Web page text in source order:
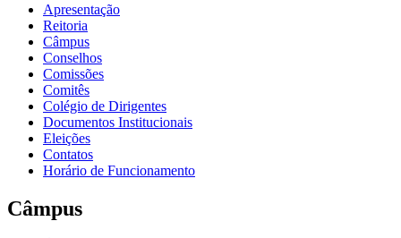
Apresentação
Reitoria
Câmpus
Conselhos
Comissões
Comitês
Colégio de Dirigentes
Documentos Institucionais
Eleições
Contatos
Horário de Funcionamento
Câmpus